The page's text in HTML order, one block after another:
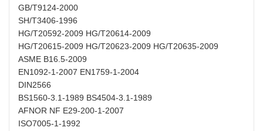
GB/T9124-2000
SH/T3406-1996
HG/T20592-2009 HG/T20614-2009
HG/T20615-2009 HG/T20623-2009 HG/T20635-2009
ASME B16.5-2009
EN1092-1-2007 EN1759-1-2004
DIN2566
BS1560-3.1-1989 BS4504-3.1-1989
AFNOR NF E29-200-1-2007
ISO7005-1-1992